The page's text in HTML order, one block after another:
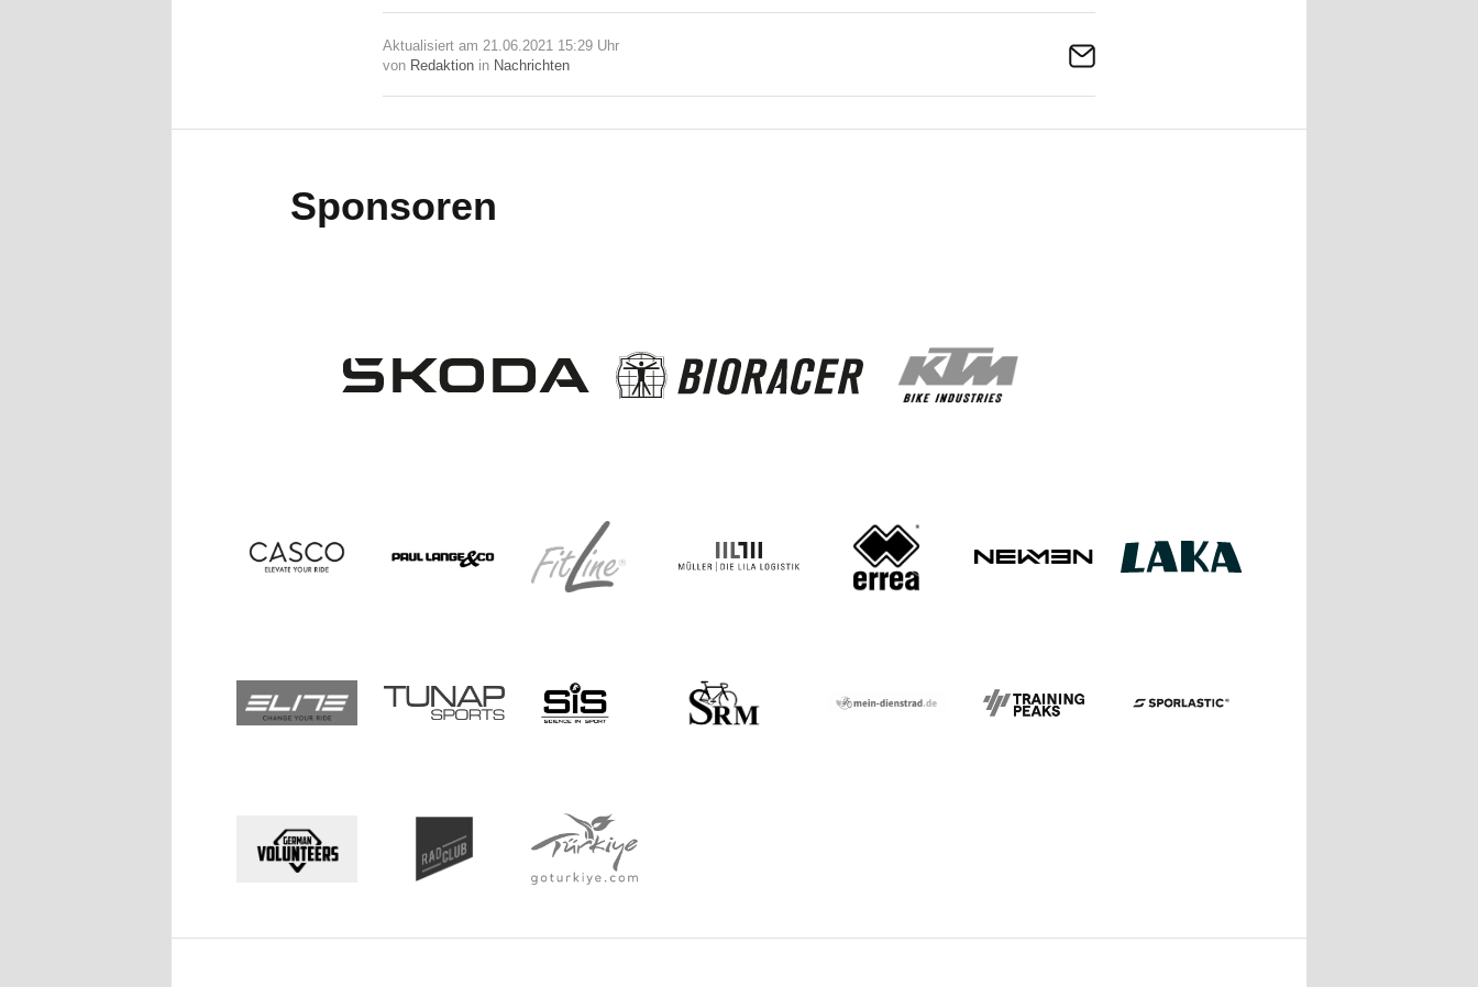
Aktualisiert am 21.06.2021 15:29 Uhr
von Redaktion in Nachrichten
Sponsoren